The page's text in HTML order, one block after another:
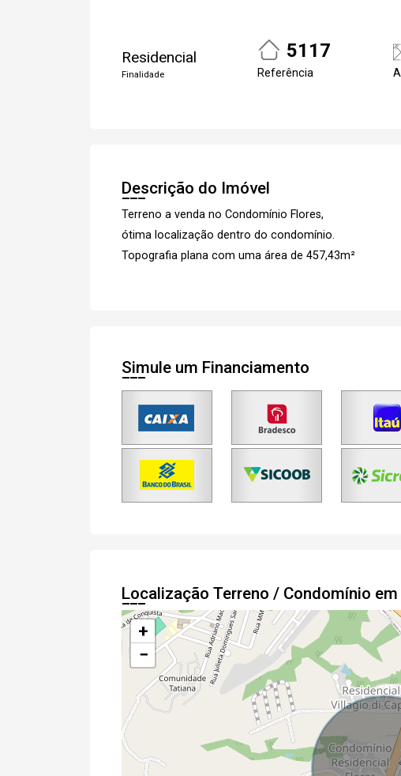
Residencial
Finalidade
5117
Referência
Descrição do Imóvel
Terreno a venda no Condomínio Flores,
ótima localização dentro do condomínio.
Topografia plana com uma área de 457,43m²
Simule um Financiamento
Localização Terreno / Condomínio
+
−